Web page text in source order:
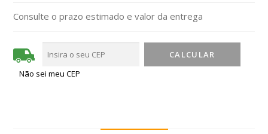
Consulte o prazo estimado e valor da entrega
Não sei meu CEP